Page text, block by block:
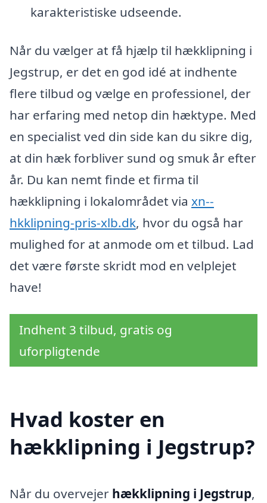
karakteristiske udseende.
Når du vælger at få hjælp til hækklipning i
Jegstrup, er det en god idé at indhente
flere tilbud og vælge en professionel, der
har erfaring med netop din hæktype. Med
en specialist ved din side kan du sikre dig,
at din hæk forbliver sund og smuk år efter
år. Du kan nemt finde et firma til
hækklipning i lokalområdet via xn--
hkklipning-pris-xlb.dk, hvor du også har
mulighed for at anmode om et tilbud. Lad
det være første skridt mod en velplejet
have!
Indhent 3 tilbud, gratis og
uforpligtende
Hvad koster en
hækklipning i Jegstrup?
Når du overvejer hækklipning i Jegstrup,